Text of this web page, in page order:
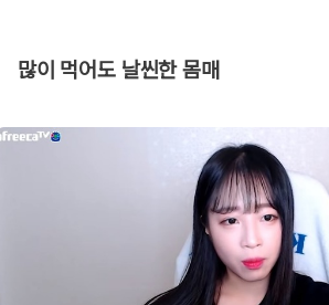
많이 먹어도 날씬한 몸매